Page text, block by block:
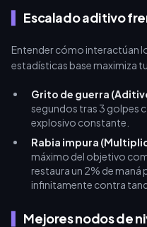
Escalado aditivo
Entender cómo interactúan
estadísticas base maximiza
Grito de guerra
segundos tras 3 golpes
explosivo constante.
Rabia impura
máximo del objetivo
restaura un 2% de maná
infinitamente contra
Mejores nodos de